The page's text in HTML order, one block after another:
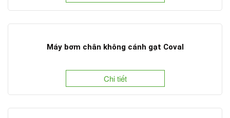
Máy bơm chân không cánh gạt Coval
Chi tiết